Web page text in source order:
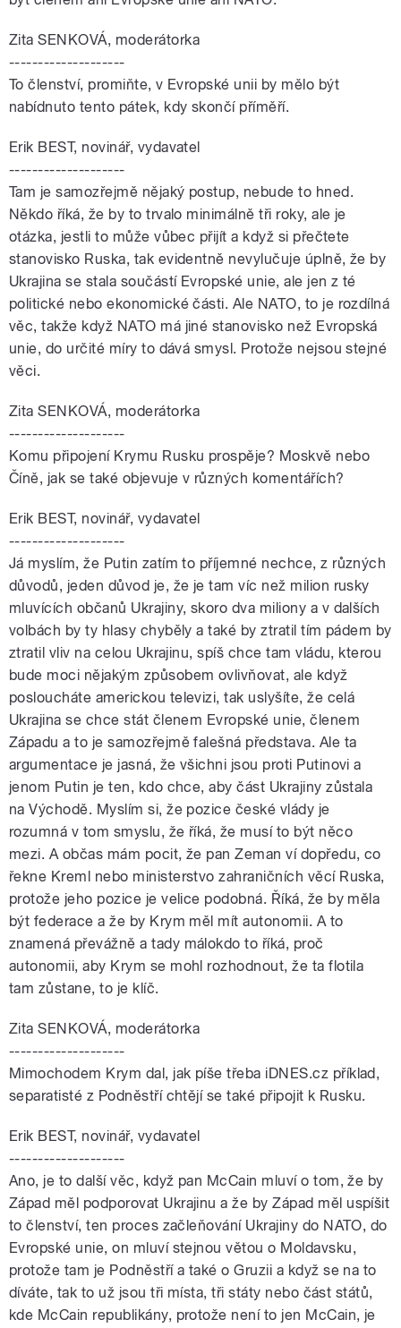
Zita SENKOVÁ, moderátorka
--------------------
To členství, promiňte, v Evropské unii by mělo být
nabídnuto tento pátek, kdy skončí příměří.
Erik BEST, novinář, vydavatel
--------------------
Tam je samozřejmě nějaký postup, nebude to hned.
Někdo říká, že by to trvalo minimálně tři roky, ale je
otázka, jestli to může vůbec přijít a když si přečtete
stanovisko Ruska, tak evidentně nevylučuje úplně, že by
Ukrajina se stala součástí Evropské unie, ale jen z té
politické nebo ekonomické části. Ale NATO, to je rozdílná
věc, takže když NATO má jiné stanovisko než Evropská
unie, do určité míry to dává smysl. Protože nejsou stejné
věci.
Zita SENKOVÁ, moderátorka
--------------------
Komu připojení Krymu Rusku prospěje? Moskvě nebo
Číně, jak se také objevuje v různých komentářích?
Erik BEST, novinář, vydavatel
--------------------
Já myslím, že Putin zatím to příjemné nechce, z různých
důvodů, jeden důvod je, že je tam víc než milion rusky
mluvících občanů Ukrajiny, skoro dva miliony a v dalších
volbách by ty hlasy chyběly a také by ztratil tím pádem by
ztratil vliv na celou Ukrajinu, spíš chce tam vládu, kterou
bude moci nějakým způsobem ovlivňovat, ale když
posloucháte americkou televizi, tak uslyšíte, že celá
Ukrajina se chce stát členem Evropské unie, členem
Západu a to je samozřejmě falešná představa. Ale ta
argumentace je jasná, že všichni jsou proti Putinovi a
jenom Putin je ten, kdo chce, aby část Ukrajiny zůstala
na Východě. Myslím si, že pozice české vlády je
rozumná v tom smyslu, že říká, že musí to být něco
mezi. A občas mám pocit, že pan Zeman ví dopředu, co
řekne Kreml nebo ministerstvo zahraničních věcí Ruska,
protože jeho pozice je velice podobná. Říká, že by měla
být federace a že by Krym měl mít autonomii. A to
znamená převážně a tady málokdo to říká, proč
autonomii, aby Krym se mohl rozhodnout, že ta flotila
tam zůstane, to je klíč.
Zita SENKOVÁ, moderátorka
--------------------
Mimochodem Krym dal, jak píše třeba iDNES.cz příklad,
separatisté z Podněstří chtějí se také připojit k Rusku.
Erik BEST, novinář, vydavatel
--------------------
Ano, je to další věc, když pan McCain mluví o tom, že by
Západ měl podporovat Ukrajinu a že by Západ měl uspíšit
to členství, ten proces začleňování Ukrajiny do NATO, do
Evropské unie, on mluví stejnou větou o Moldavsku,
protože tam je Podněstří a také o Gruzii a když se na to
díváte, tak to už jsou tři místa, tři státy nebo část států,
kde McCain republikány, protože není to jen McCain, je